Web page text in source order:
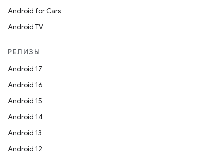
Android for Cars
Android TV
РЕЛИЗЫ
Android 17
Android 16
Android 15
Android 14
Android 13
Android 12